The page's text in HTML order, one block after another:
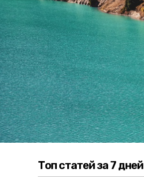
Топ статей за 7 дней